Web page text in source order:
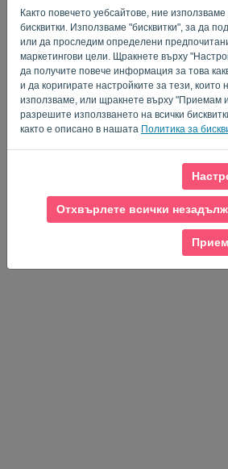
Както повечето уебсайтове, ние
бисквитки. Използваме "бисквитки", за да
или да проследим определени
маркетингови цели. Щракнете върху
да получите повече информация за това
и да коригирате настройките за тези,
използваме, или щракнете върху "Приемам
разрешите използването на всички
както е описано в нашата Политика за
Отхвърлете всички
ВЛИЗАНЕ
Общи условия